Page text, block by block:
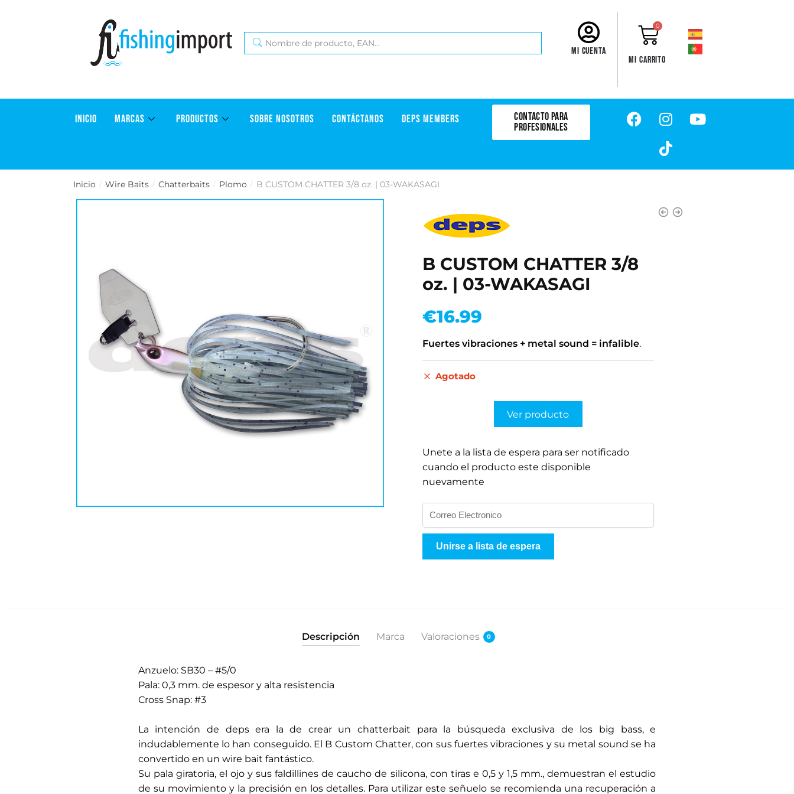
Mi cuenta
0
Mi carrito
INICIO MARCAS PRODUCTOS SOBRE NOSOTROS CONTÁCTANOS DEPS MEMBERS
CONTACTO PARA
PROFESIONALES
Inicio / Wire Baits / Chatterbaits / Plomo / B CUSTOM CHATTER 3/8 oz. | 03-WAKASAGI
B CUSTOM CHATTER 3/8
oz. | 03-WAKASAGI
€16.99
Fuertes vibraciones + metal sound = infalible.
Agotado
Ver producto
Unete a la lista de espera para ser notificado
cuando el producto este disponible
nuevamente
n
d
i
ó
d
e
Unirse a lista de espera
Descripción Marca Valoraciones 0
Anzuelo: SB30 – #5/0
Pala: 0,3 mm. de espesor y alta resistencia
Cross Snap: #3
La intención de deps era la de crear un chatterbait para la búsqueda exclusiva de los big bass, e
indudablemente lo han conseguido. El B Custom Chatter, con sus fuertes vibraciones y su metal sound se ha
convertido en un wire bait fantástico.
Su pala giratoria, el ojo y sus faldillines de caucho de silicona, con tiras e 0,5 y 1,5 mm., demuestran el estudio
de su movimiento y la precisión en los detalles. Para utilizar este señuelo se recomienda una recuperación a